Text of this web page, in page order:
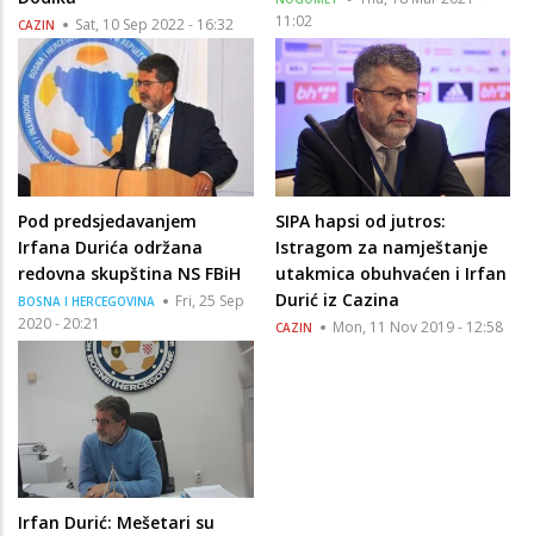
CAZIN Sat, 10 Sep 2022 - 16:32
11:02
Pod predsjedavanjem
Irfana Durića održana
redovna skupština NS FBiH
BOSNA I HERCEGOVINA
Fri, 25 Sep
2020 - 20:21
SIPA hapsi od jutros:
Istragom za namještanje
utakmica obuhvaćen i Irfan
Durić iz Cazina
CAZIN Mon, 11 Nov 2019 - 12:58
Irfan Durić: Mešetari su